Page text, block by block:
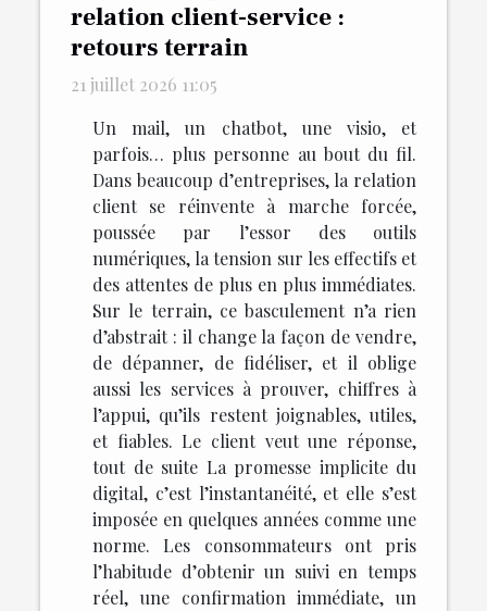
relation client-service :
retours terrain
21 juillet 2026 11:05
Un mail, un chatbot, une visio, et
parfois… plus personne au bout du fil.
Dans beaucoup d’entreprises, la relation
client se réinvente à marche forcée,
poussée par l’essor des outils
numériques, la tension sur les effectifs et
des attentes de plus en plus immédiates.
Sur le terrain, ce basculement n’a rien
d’abstrait : il change la façon de vendre,
de dépanner, de fidéliser, et il oblige
aussi les services à prouver, chiffres à
l’appui, qu’ils restent joignables, utiles,
et fiables. Le client veut une réponse,
tout de suite La promesse implicite du
digital, c’est l’instantanéité, et elle s’est
imposée en quelques années comme une
norme. Les consommateurs ont pris
l’habitude d’obtenir un suivi en temps
réel, une confirmation immédiate, un